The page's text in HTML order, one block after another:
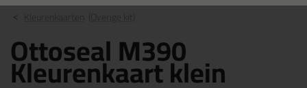
Ottoseal M390
Kleurenkaart klein